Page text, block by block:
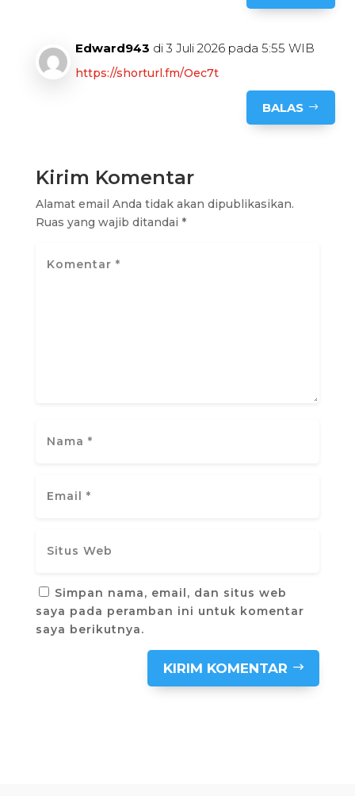
Edward943 di 3 Juli 2026 pada 5:55 WIB
https://shorturl.fm/Oec7t
BALAS
Kirim Komentar
Alamat email Anda tidak akan dipublikasikan.
Ruas yang wajib ditandai *
Simpan nama, email, dan situs web
saya pada peramban ini untuk komentar
saya berikutnya.
KIRIM KOMENTAR